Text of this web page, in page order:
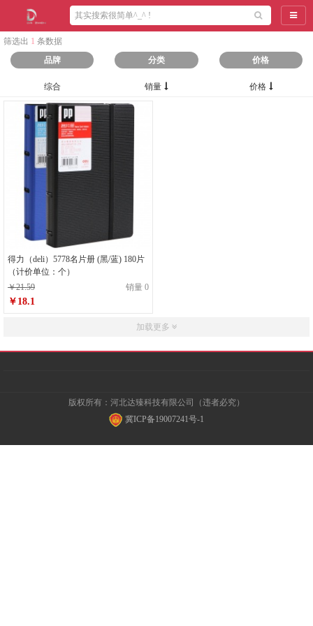
导航
筛选出 1 条数据
品牌
分类 价格
综合 销量 价格
得力（deli）5778名片册 (黑/蓝) 180片
（计价单位：个）
￥21.59
销量 0
￥18.1
加载更多
版权所有：河北达臻科技有限公司（违者必究）
冀ICP备19007241号-1